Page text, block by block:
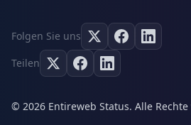
Folgen Sie uns
Teilen
© 2026 Entireweb Status. Alle